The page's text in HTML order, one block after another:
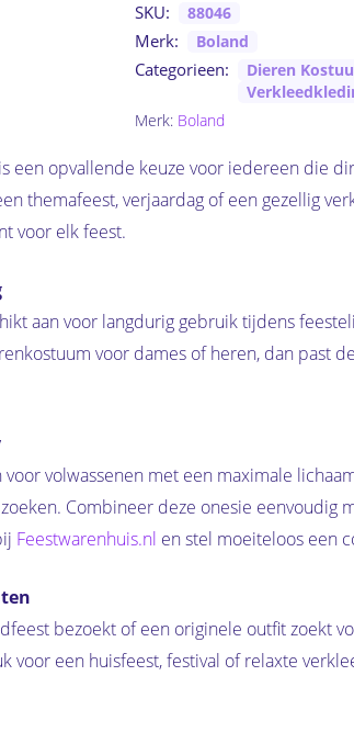
SKU: 88046
Merk: Boland
Categorieen: Dieren
Merk: Boland
is een opvallende keuze voor iedereen die
themafeest, verjaardag of een gezellig
voor elk feest.
aan voor langdurig gebruik tijdens
voor dames of heren, dan past
volwassenen met een maximale
Combineer deze onesie
Feestwarenhuis.nl en stel moeiteloos een
bezoekt of een originele outfit zoekt
een huisfeest, festival of relaxte